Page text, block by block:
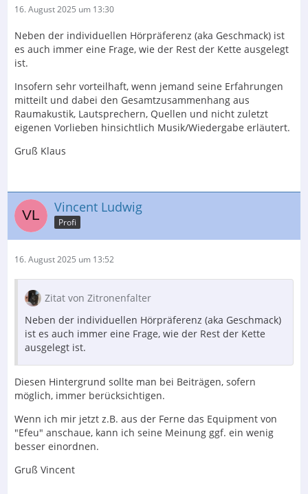
16. August 2025 um 13:30
Neben der individuellen Hörpräferenz (aka Geschmack) ist
es auch immer eine Frage, wie der Rest der Kette ausgelegt
ist.
Insofern sehr vorteilhaft, wenn jemand seine Erfahrungen
mitteilt und dabei den Gesamtzusammenhang aus
Raumakustik, Lautsprechern, Quellen und nicht zuletzt
eigenen Vorlieben hinsichtlich Musik/Wiedergabe erläutert.
Gruß Klaus
Vincent Ludwig
Profi
16. August 2025 um 13:52
Zitat von Zitronenfalter
Neben der individuellen Hörpräferenz (aka Geschmack)
ist es auch immer eine Frage, wie der Rest der Kette
ausgelegt ist.
Diesen Hintergrund sollte man bei Beiträgen, sofern
möglich, immer berücksichtigen.
Wenn ich mir jetzt z.B. aus der Ferne das Equipment von
"Efeu" anschaue, kann ich seine Meinung ggf. ein wenig
besser einordnen.
Gruß Vincent